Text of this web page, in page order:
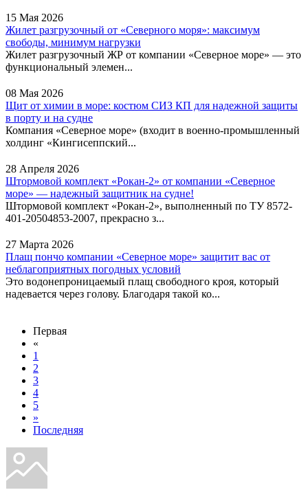
15 Мая 2026
Жилет разгрузочный от «Северного моря»: максимум
свободы, минимум нагрузки
Жилет разгрузочный ЖР от компании «Северное море» — это
функциональный элемен...
08 Мая 2026
Щит от химии в море: костюм СИЗ КП для надежной защиты
в порту и на судне
Компания «Северное море» (входит в военно-промышленный
холдинг «Кингисеппский...
28 Апреля 2026
Штормовой комплект «Рокан-2» от компании «Северное
море» — надежный защитник на судне!
Штормовой комплект «Рокан-2», выполненный по ТУ 8572-
401-20504853-2007, прекрасно з...
27 Марта 2026
Плащ пончо компании «Северное море» защитит вас от
неблагоприятных погодных условий
Это водонепроницаемый плащ свободного кроя, который
надевается через голову. Благодаря такой ко...
Первая
«
1
2
3
4
5
»
Последняя